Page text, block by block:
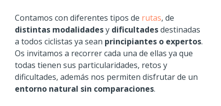
Contamos con diferentes tipos de rutas, de
distintas modalidadesy dificultadesdestinadas
a todos ciclistas ya sean principiantes o expertos.
Os invitamos a recorrer cada una de ellas ya que
todas tienen sus particularidades, retos y
dificultades, además nos permiten disfrutar de un
entorno natural sin comparaciones.